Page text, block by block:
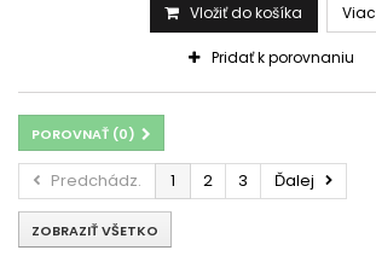
Vložiť do košíka Viac
Pridať k porovnaniu
POROVNAŤ (0)
Predchádz. 1 2 3 Ďalej
ZOBRAZIŤ VŠETKO